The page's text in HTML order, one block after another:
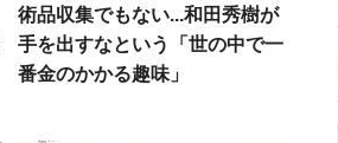
術品収集でもない...和田秀樹が
手を出すなという「世の中で一
番金のかかる趣味」